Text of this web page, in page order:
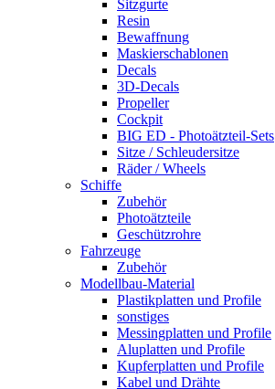
Sitzgurte
Resin
Bewaffnung
Maskierschablonen
Decals
3D-Decals
Propeller
Cockpit
BIG ED - Photoätzteil-Sets
Sitze / Schleudersitze
Räder / Wheels
Schiffe
Zubehör
Photoätzteile
Geschützrohre
Fahrzeuge
Zubehör
Modellbau-Material
Plastikplatten und Profile
sonstiges
Messingplatten und Profile
Aluplatten und Profile
Kupferplatten und Profile
Kabel und Drähte